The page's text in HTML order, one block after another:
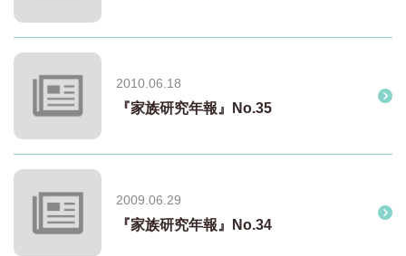
2010.06.18
『家族研究年報』No.35
2009.06.29
『家族研究年報』No.34